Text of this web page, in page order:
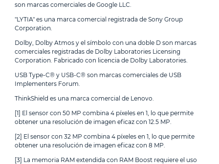
son marcas comerciales de Google LLC.
"LYTIA" es una marca comercial registrada de Sony Group
Corporation.
Dolby, Dolby Atmos y el símbolo con una doble D son marcas
comerciales registradas de Dolby Laboratories Licensing
Corporation. Fabricado con licencia de Dolby Laboratories.
USB Type-C® y USB-C® son marcas comerciales de USB
Implementers Forum.
ThinkShield es una marca comercial de Lenovo.
[1] El sensor con 50 MP combina 4 píxeles en 1, lo que permite
obtener una resolución de imagen eficaz con 12.5 MP.
[2] El sensor con 32 MP combina 4 píxeles en 1, lo que permite
obtener una resolución de imagen eficaz con 8 MP.
[3] La memoria RAM extendida con RAM Boost requiere el uso